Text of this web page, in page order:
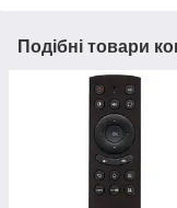
Подібні товари